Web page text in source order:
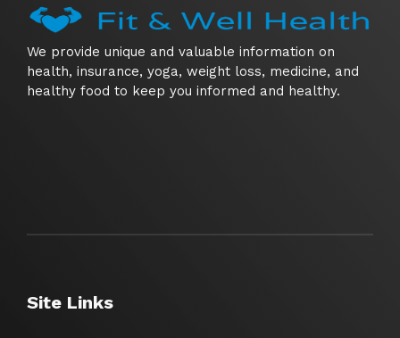
We provide unique and valuable information on
health, insurance, yoga, weight loss, medicine, and
healthy food to keep you informed and healthy.
Site Links